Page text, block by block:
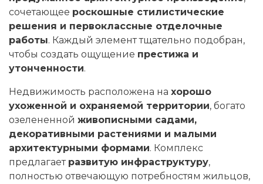
сочетающее роскошные стилистические
решения и первоклассные отделочные
работы. Каждый элемент тщательно подобран,
чтобы создать ощущение престижа и
утонченности.
Недвижимость расположена на хорошо
ухоженной и охраняемой территории, богато
озелененной живописными садами,
декоративными растениями и малыми
архитектурными формами. Комплекс
предлагает развитую инфраструктуру,
полностью отвечающую потребностям жильцов,